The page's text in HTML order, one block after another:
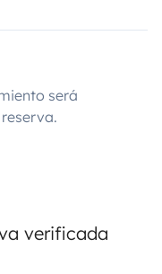
será
verificada